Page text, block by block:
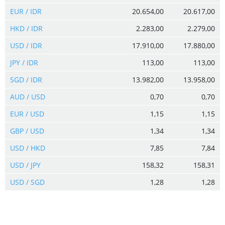
EUR / IDR
20.654,00
20.617,00
HKD / IDR
2.283,00
2.279,00
USD / IDR
17.910,00
17.880,00
JPY / IDR
113,00
113,00
SGD / IDR
13.982,00
13.958,00
AUD / USD
0,70
0,70
EUR / USD
1,15
1,15
GBP / USD
1,34
1,34
USD / HKD
7,85
7,84
USD / JPY
158,32
158,31
USD / SGD
1,28 1,28